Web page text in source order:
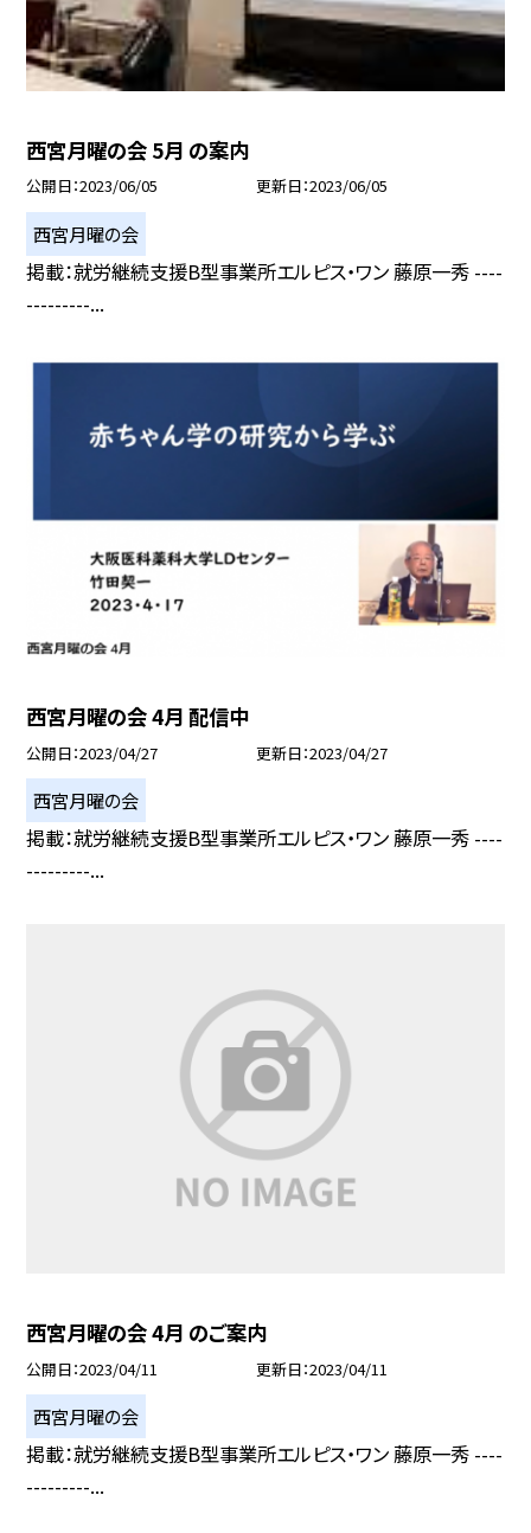
西宮月曜の会 5月 の案内
公開日 2023/06/05 更新日 2023/06/05
西宮月曜の会
掲載：就労継続支援B型事業所エルピス・ワン 藤原一秀 ----
---------...
西宮月曜の会 4月 配信中
公開日 2023/04/27 更新日 2023/04/27
西宮月曜の会
掲載：就労継続支援B型事業所エルピス・ワン 藤原一秀 ----
---------...
西宮月曜の会 4月 のご案内
公開日 2023/04/11 更新日 2023/04/11
西宮月曜の会
掲載：就労継続支援B型事業所エルピス・ワン 藤原一秀 ----
---------...